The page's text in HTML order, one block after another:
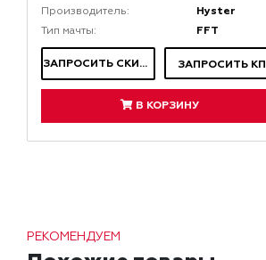
Производитель: Hyster
Тип мачты: FFT
ЗАПРОСИТЬ СКИДКУ ЗАПРОСИТЬ КП
В КОРЗИНУ
РЕКОМЕНДУЕМ